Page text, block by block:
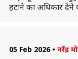
हटाने का अधिकार देने
05 Feb 2026 • नरेंद्र